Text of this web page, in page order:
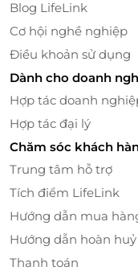
Tọa lạc tại 62
Blog LifeLink
Cơ hội nghề nghiệp
Điều khoản sử dụng
Dành cho doanh
Hợp tác doanh
Hợp tác đại lý
Chăm sóc khách
Trung tâm hỗ trợ
Tích điểm LifeLink
Hướng dẫn mua
Hướng dẫn hoàn huỷ
Thanh toán